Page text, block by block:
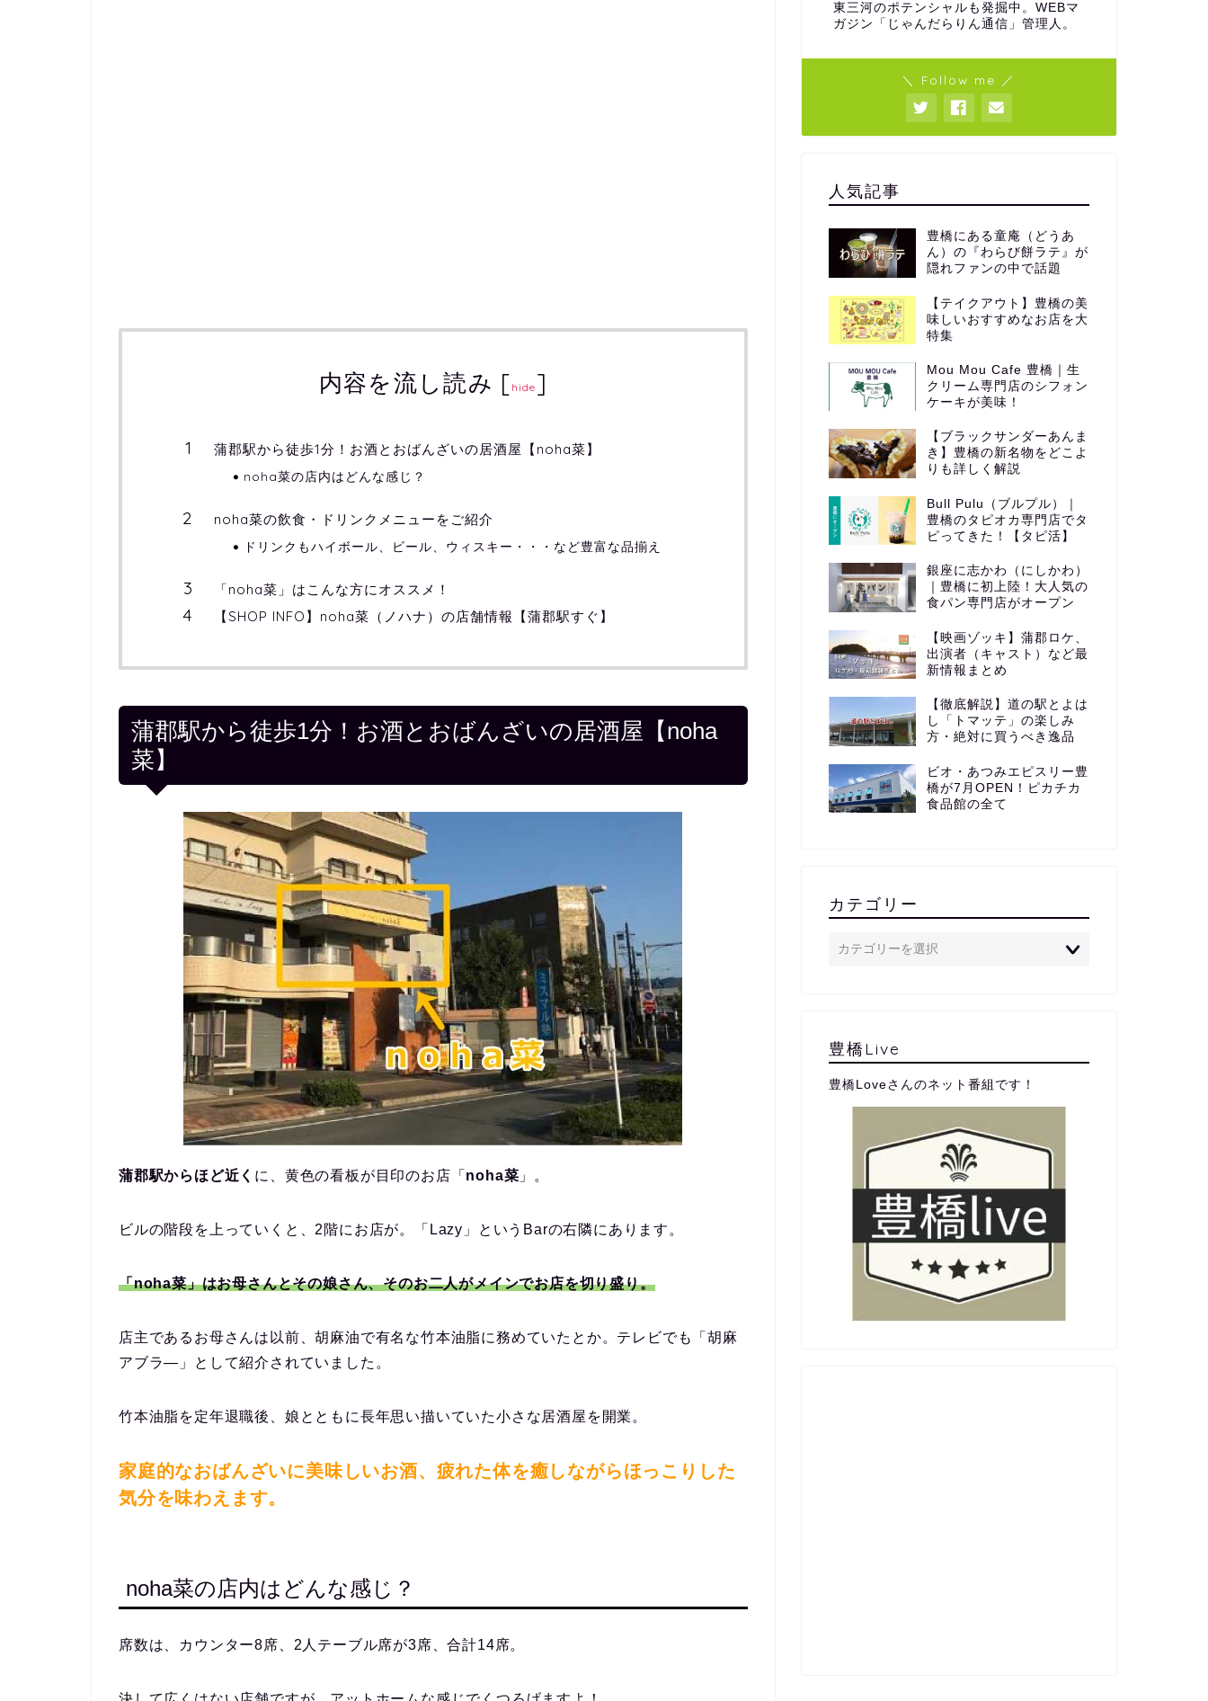
内容を流し読み [ hide ]
蒲郡駅から徒歩1分！お酒とおばんざいの居酒屋【noha菜】
noha菜の店内はどんな感じ？
noha菜の飲食・ドリンクメニューをご紹介
ドリンクもハイボール、ビール、ウィスキー・・・など豊富な品揃え
「noha菜」はこんな方にオススメ！
【SHOP INFO】noha菜（ノハナ）の店舗情報【蒲郡駅すぐ】
蒲郡駅から徒歩1分！お酒とおばんざいの居酒屋【noha
菜】
蒲郡駅からほど近く に、黄色の看板が目印のお店「 noha菜 」。
ビルの階段を上っていくと、2階にお店が。「Lazy」というBarの右隣にあります。
「noha菜」はお母さんとその娘さん、そのお二人がメインでお店を切り盛り。
店主であるお母さんは以前、胡麻油で有名な竹本油脂に務めていたとか。テレビでも「胡麻
アブラ―」として紹介されていました。
竹本油脂を定年退職後、娘とともに長年思い描いていた小さな居酒屋を開業。
家庭的なおばんざいに美味しいお酒、疲れた体を癒しながらほっこりした
気分を味わえます。
noha菜の店内はどんな感じ？
席数は、カウンター8席、2人テーブル席が3席、合計14席。
東三河のポテンシャルも発掘中。WEBマ
ガジン「じゃんだらりん通信」管理人。
＼ Follow me ／
人気記事
豊橋にある童庵（どうあ
ん）の『わらび餅ラテ』が
隠れファンの中で話題
【テイクアウト】豊橋の美
味しいおすすめなお店を大
特集
Mou Mou Cafe 豊橋｜生
クリーム専門店のシフォン
ケーキが美味！
【ブラックサンダーあんま
き】豊橋の新名物をどこよ
りも詳しく解説
Bull Pulu（ブルプル）｜
豊橋のタピオカ専門店でタ
ピってきた！【タピ活】
銀座に志かわ（にしかわ）
｜豊橋に初上陸！大人気の
食パン専門店がオープン
【映画ゾッキ】蒲郡ロケ、
出演者（キャスト）など最
新情報まとめ
【徹底解説】道の駅とよは
し「トマッテ」の楽しみ
方・絶対に買うべき逸品
ビオ・あつみエピスリー豊
橋が7月OPEN！ピカチカ
食品館の全て
カテゴリー
豊橋Live
豊橋Loveさんのネット番組です！